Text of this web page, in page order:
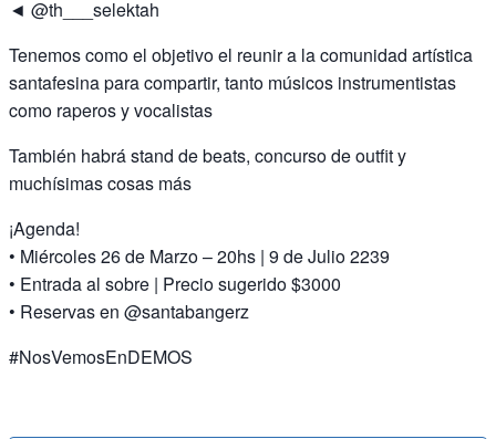
◄ @th___selektah
Tenemos como el objetivo el reunir a la comunidad artística
santafesina para compartir, tanto músicos instrumentistas
como raperos y vocalistas
También habrá stand de beats, concurso de outfit y
muchísimas cosas más
¡Agenda!
• Miércoles 26 de Marzo – 20hs | 9 de Julio 2239
• Entrada al sobre | Precio sugerido $3000
• Reservas en @santabangerz
#NosVemosEnDEMOS